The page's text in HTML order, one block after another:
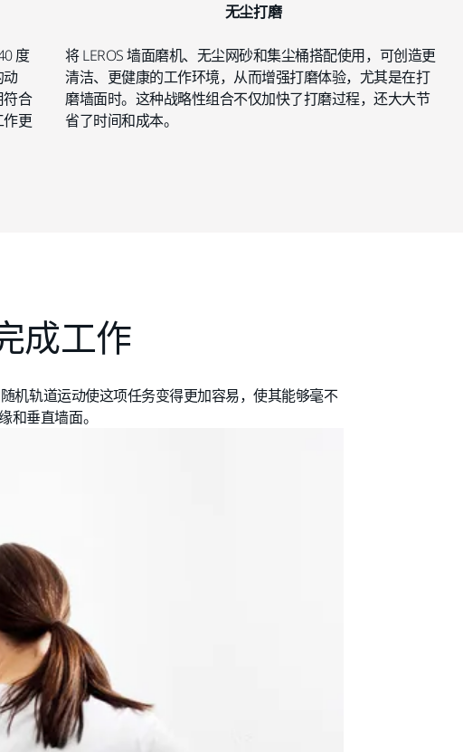
度
动
符合
更
无尘打磨
将 LEROS 墙面磨机、无尘网砂和集尘桶搭配使用，可创造更
清洁、更健康的工作环境，从而增强打磨体验，尤其是在打
磨墙面时。这种战略性组合不仅加快了打磨过程，还大大节
省了时间和成本。
成工作
机轨道运动使这项任务变得更加容易，使其能够毫不
和垂直墙面。